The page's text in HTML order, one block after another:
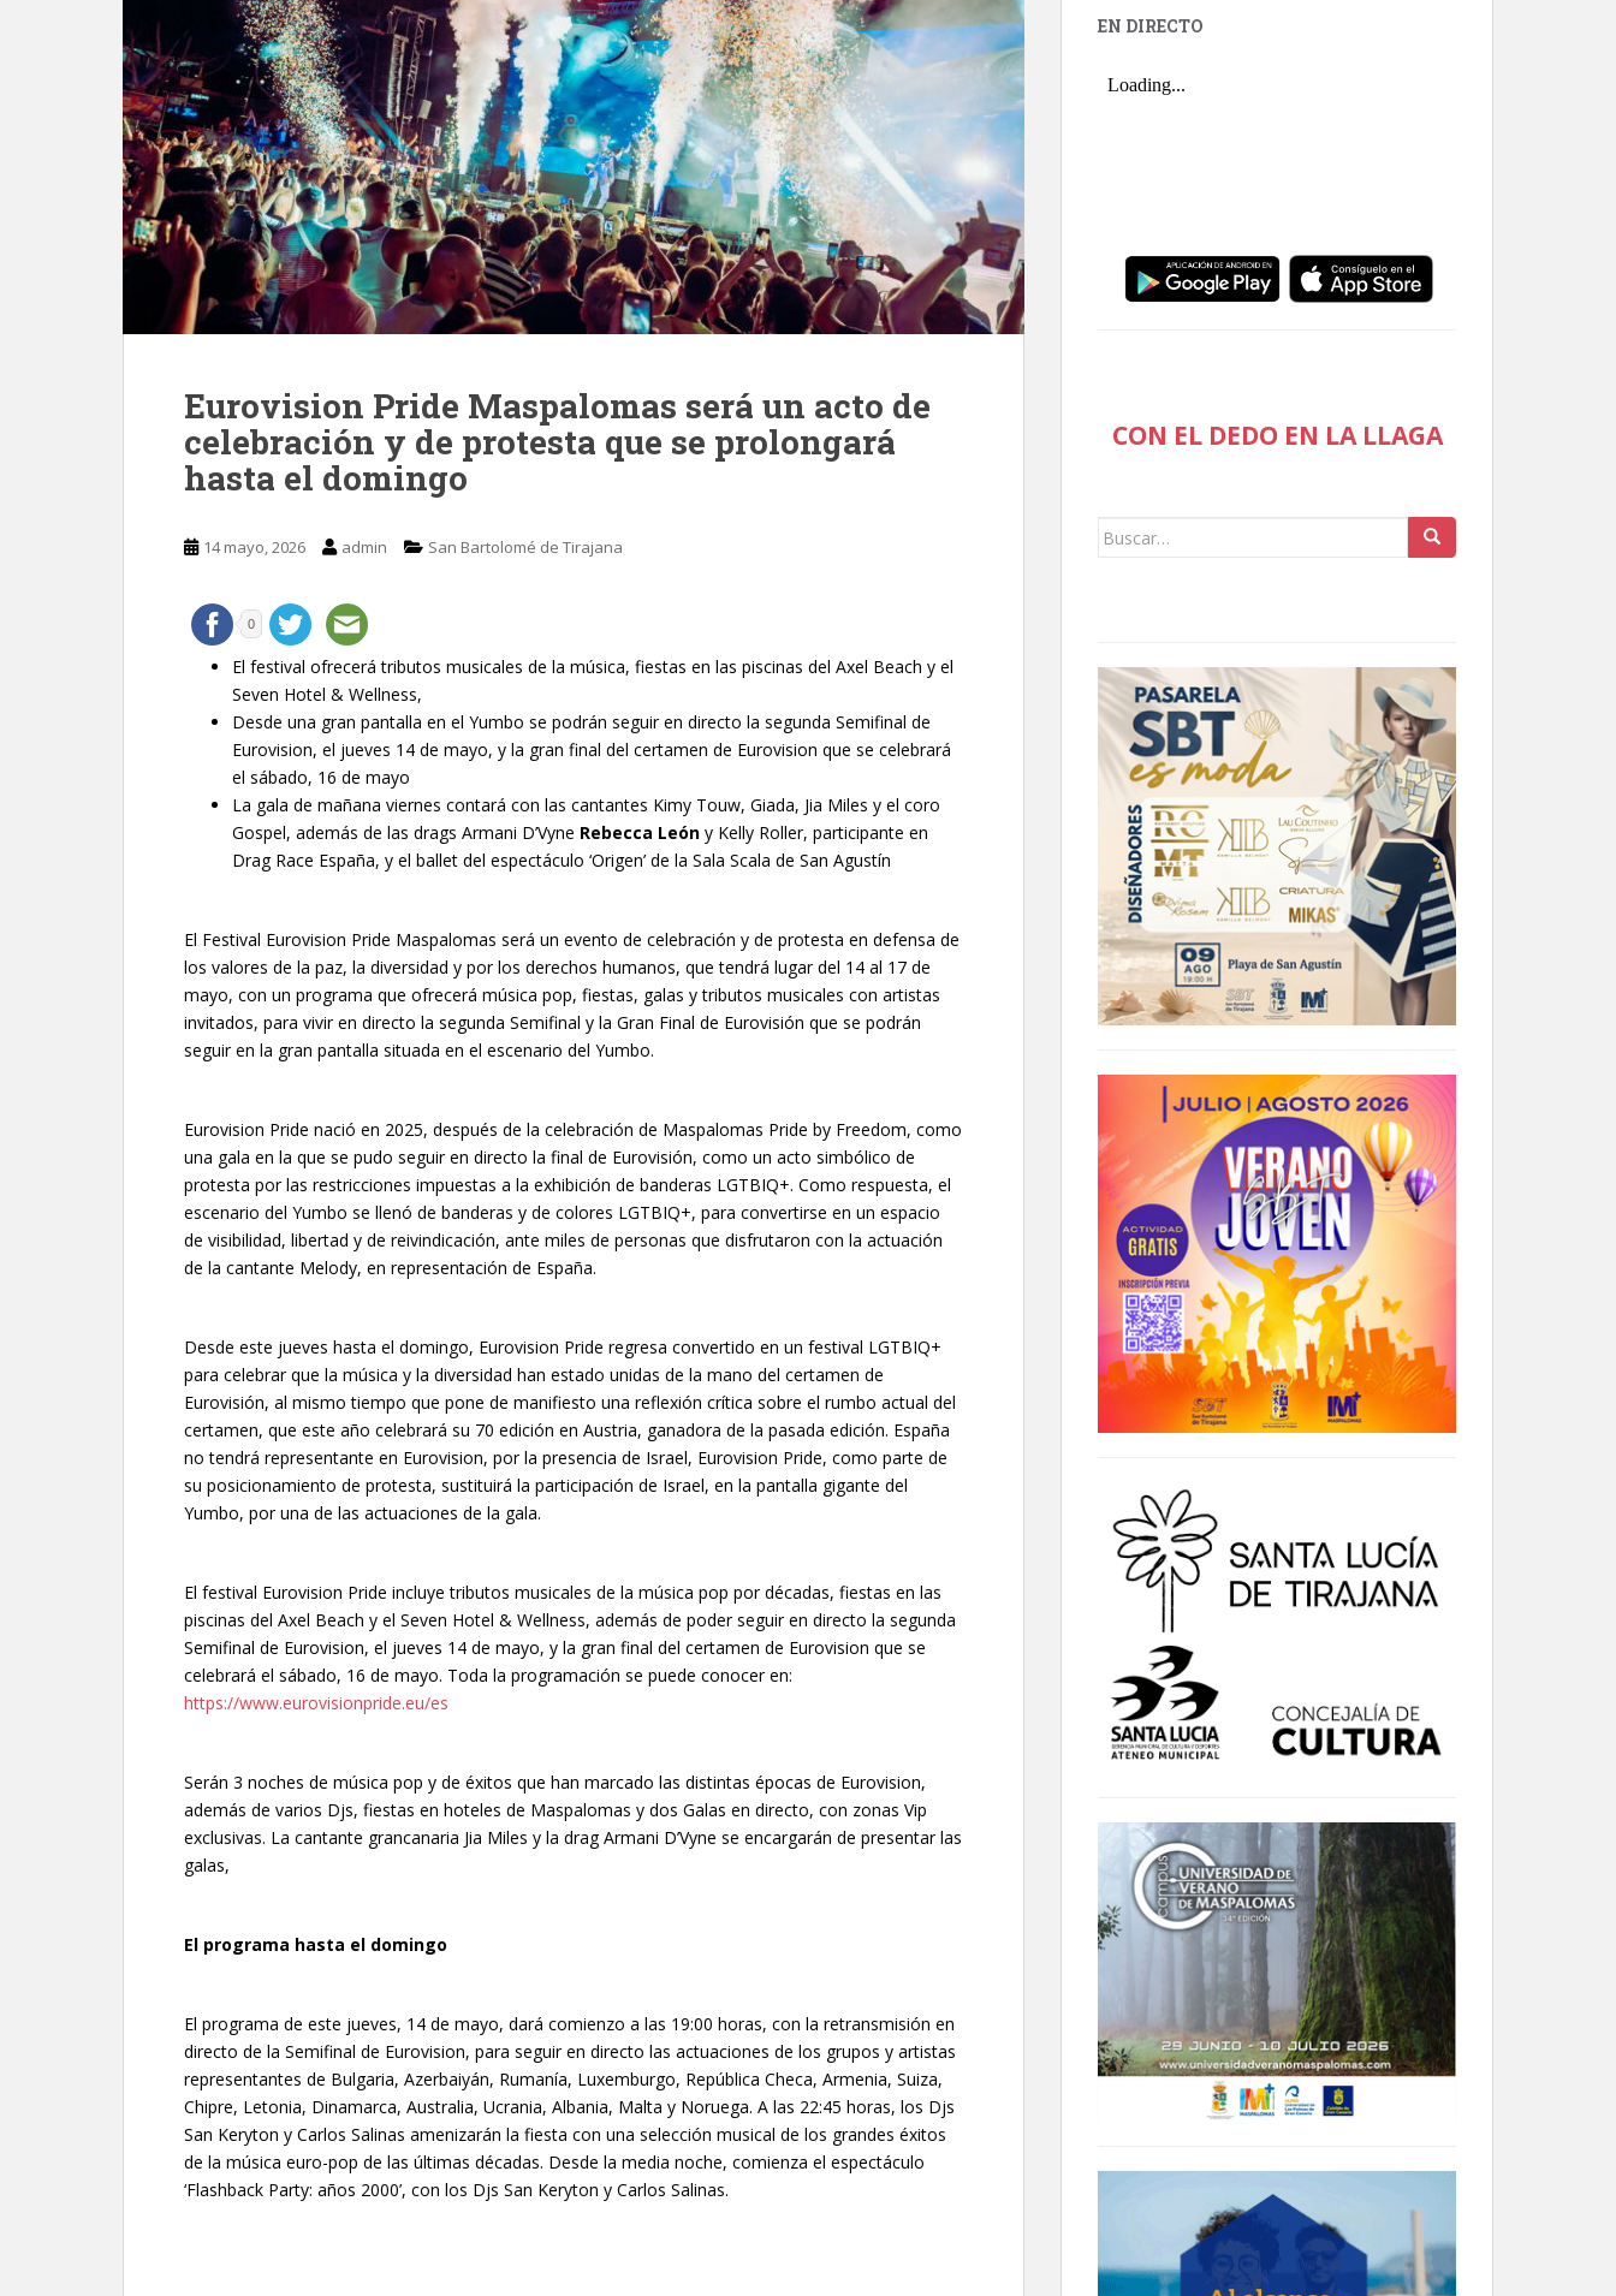
Eurovision Pride Maspalomas será un acto de
celebración y de protesta que se prolongará
hasta el domingo
14 mayo, 2026 admin San Bartolomé de Tirajana
0
El festival ofrecerá tributos musicales de la música, fiestas en las piscinas del Axel Beach y el
Seven Hotel & Wellness,
Desde una gran pantalla en el Yumbo se podrán seguir en directo la segunda Semifinal de
Eurovision, el jueves 14 de mayo, y la gran final del certamen de Eurovision que se celebrará
el sábado, 16 de mayo
La gala de mañana viernes contará con las cantantes Kimy Touw, Giada, Jia Miles y el coro
Gospel, además de las drags Armani D’Vyne Rebecca León y Kelly Roller, participante en
Drag Race España, y el ballet del espectáculo ‘Origen’ de la Sala Scala de San Agustín
El Festival Eurovision Pride Maspalomas será un evento de celebración y de protesta en defensa de
los valores de la paz, la diversidad y por los derechos humanos, que tendrá lugar del 14 al 17 de
mayo, con un programa que ofrecerá música pop, fiestas, galas y tributos musicales con artistas
invitados, para vivir en directo la segunda Semifinal y la Gran Final de Eurovisión que se podrán
seguir en la gran pantalla situada en el escenario del Yumbo.
Eurovision Pride nació en 2025, después de la celebración de Maspalomas Pride by Freedom, como
una gala en la que se pudo seguir en directo la final de Eurovisión, como un acto simbólico de
protesta por las restricciones impuestas a la exhibición de banderas LGTBIQ+. Como respuesta, el
escenario del Yumbo se llenó de banderas y de colores LGTBIQ+, para convertirse en un espacio
de visibilidad, libertad y de reivindicación, ante miles de personas que disfrutaron con la actuación
de la cantante Melody, en representación de España.
Desde este jueves hasta el domingo, Eurovision Pride regresa convertido en un festival LGTBIQ+
para celebrar que la música y la diversidad han estado unidas de la mano del certamen de
Eurovisión, al mismo tiempo que pone de manifiesto una reflexión crítica sobre el rumbo actual del
certamen, que este año celebrará su 70 edición en Austria, ganadora de la pasada edición. España
no tendrá representante en Eurovision, por la presencia de Israel, Eurovision Pride, como parte de
su posicionamiento de protesta, sustituirá la participación de Israel, en la pantalla gigante del
Yumbo, por una de las actuaciones de la gala.
El festival Eurovision Pride incluye tributos musicales de la música pop por décadas, fiestas en las
piscinas del Axel Beach y el Seven Hotel & Wellness, además de poder seguir en directo la segunda
Semifinal de Eurovision, el jueves 14 de mayo, y la gran final del certamen de Eurovision que se
celebrará el sábado, 16 de mayo. Toda la programación se puede conocer en:
https://www.eurovisionpride.eu/es
Serán 3 noches de música pop y de éxitos que han marcado las distintas épocas de Eurovision,
además de varios Djs, fiestas en hoteles de Maspalomas y dos Galas en directo, con zonas Vip
exclusivas. La cantante grancanaria Jia Miles y la drag Armani D’Vyne se encargarán de presentar las
galas,
El programa hasta el domingo
El programa de este jueves, 14 de mayo, dará comienzo a las 19:00 horas, con la retransmisión en
directo de la Semifinal de Eurovision, para seguir en directo las actuaciones de los grupos y artistas
representantes de Bulgaria, Azerbaiyán, Rumanía, Luxemburgo, República Checa, Armenia, Suiza,
Chipre, Letonia, Dinamarca, Australia, Ucrania, Albania, Malta y Noruega. A las 22:45 horas, los Djs
San Keryton y Carlos Salinas amenizarán la fiesta con una selección musical de los grandes éxitos
de la música euro-pop de las últimas décadas. Desde la media noche, comienza el espectáculo
‘Flashback Party: años 2000’, con los Djs San Keryton y Carlos Salinas.
EN DIRECTO
CON EL DEDO EN LA LLAGA
Buscar: